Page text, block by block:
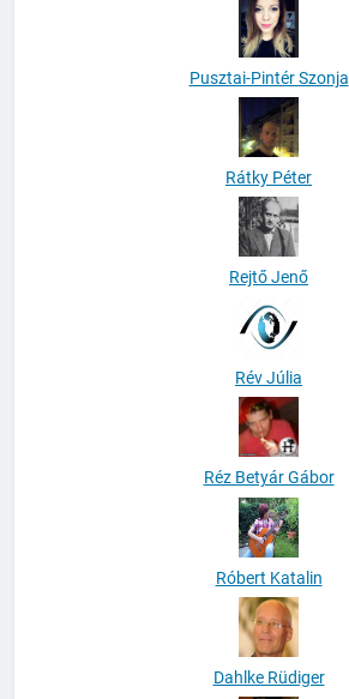
Pusztai-Pintér Szonja
Rátky Péter
Rejtő Jenő
Rév Júlia
Réz Betyár Gábor
Róbert Katalin
Dahlke Rüdiger